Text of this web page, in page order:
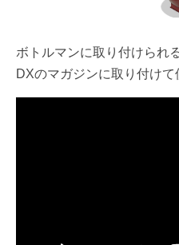
ボトルマンに取り付けられ
DXのマガジンに取り付けて